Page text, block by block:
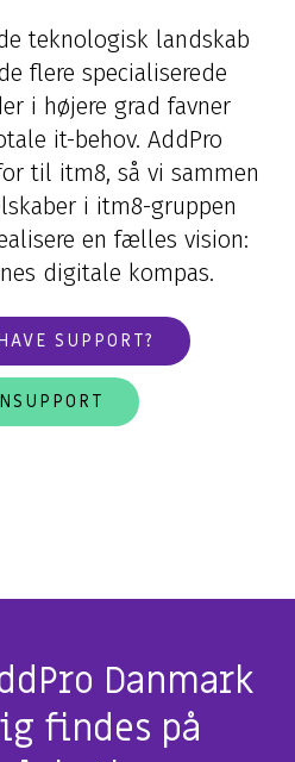
teknologisk landskab
flere specialiserede
i højere grad favner
it-behov. AddPro
til itm8, så vi sammen
i itm8-gruppen
en fælles vision:
digitale kompas.
SUPPORT?
Danmark
findes på